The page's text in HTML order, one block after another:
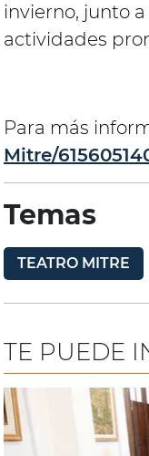
invierno, junto
actividades
Para más
Mitre/
Temas
TEATRO MITRE
TE PUEDE